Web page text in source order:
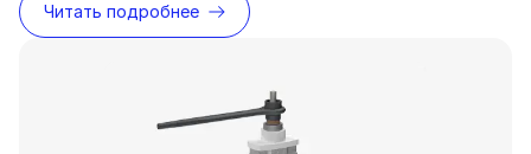
Читать подробнее